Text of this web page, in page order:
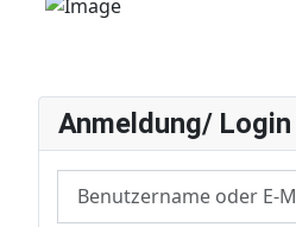
Anmeldung/ Login
Benutzername oder E-Mail